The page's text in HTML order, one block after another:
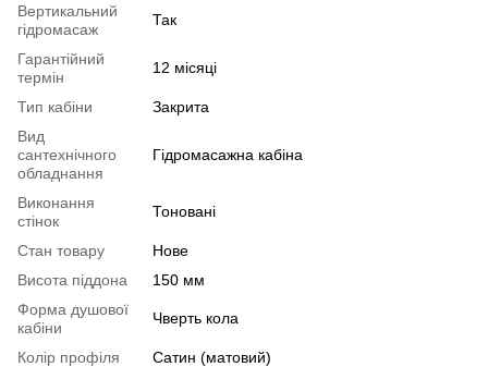
Вертикальний
гідромасаж
Так
Гарантійний
термін
12 місяці
Тип кабіни
Закрита
Вид
сантехнічного
обладнання
Гідромасажна кабіна
Виконання
стінок
Тоновані
Стан товару
Нове
Висота піддона
150 мм
Форма душової
кабіни
Чверть кола
Колір профіля
Сатин (матовий)